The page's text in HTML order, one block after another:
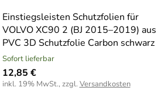
Einstiegsleisten Schutzfolien für
VOLVO XC90 2 (BJ 2015–2019) aus
PVC 3D Schutzfolie Carbon schwarz
Sofort lieferbar
12,85 €
inkl. 19% MwSt., zzgl. Versandkosten